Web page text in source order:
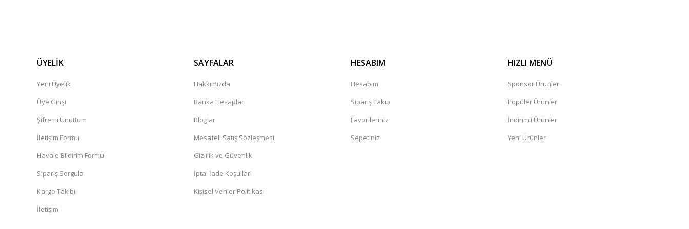
Ürünler kaliteli. Sistem hızlı çalışıyor
O... Ö... | 16/03/2026
Teslimat hızlı geldi sabah verdiğim siparii sonraki güne teslim ettiler ve sağlamdıda.
ÜYELİK
Yeni Üyelik
Üye Girişi
Şifremi Unuttum
İletişim Formu
Havale Bildirim Formu
Sipariş Sorgula
Kargo Takibi
İletişim
SAYFALAR
Hakkımızda
Banka Hesapları
Bloglar
Mesafeli Satış Sözleşmesi
Gizlilik ve Güvenlik
İptal İade Koşullari
Kişisel Veriler Politikası
HESABIM
Hesabım
Sipariş Takip
Favorileriniz
Sepetiniz
HIZLI MENÜ
Sponsor Ürünler
Popüler Ürünler
İndirimli Ürünler
Yeni Ürünler